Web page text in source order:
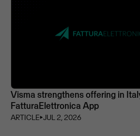
Visma strengthens offering in
FatturaElettronica App
ARTICLE⏵JUL 2, 2026